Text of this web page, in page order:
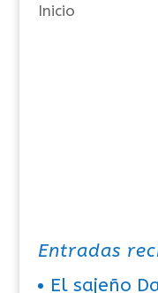
s
Inicio
Entradas
El sajeño